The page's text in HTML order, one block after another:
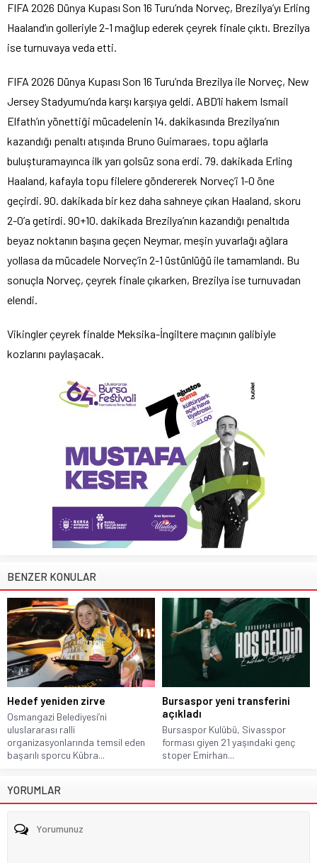
FIFA 2026 Dünya Kupası Son 16 Turu’nda Norveç, Brezilya’yı Erling
Haaland’ın golleriyle 2-1 mağlup ederek çeyrek finale çıktı. Brezilya
ise turnuvaya veda etti.
FIFA 2026 Dünya Kupası Son 16 Turu’nda Brezilya ile Norveç, New
Jersey Stadyumu’nda karşı karşıya geldi. ABD’li hakem Ismail
Elfath’ın yönettiği mücadelenin 14. dakikasında Brezilya’nın
kazandığı penaltı atışında Bruno Guimaraes, topu ağlarla
buluşturamayınca ilk yarı golsüz sona erdi. 79. dakikada Erling
Haaland, kafayla topu filelere göndererek Norveç’i 1-0 öne
geçirdi. 90. dakikada bir kez daha sahneye çıkan Haaland, skoru
2-0’a getirdi. 90+10. dakikada Brezilya’nın kazandığı penaltıda
beyaz noktanın başına geçen Neymar, meşin yuvarlağı ağlara
yollasa da mücadele Norveç’in 2-1 üstünlüğü ile tamamlandı. Bu
sonuçla Norveç, çeyrek finale çıkarken, Brezilya ise turnuvadan
elendi.
Vikingler çeyrek finalde Meksika-İngiltere maçının galibiyle
kozlarını paylaşacak.
BENZER KONULAR
Hedef yeniden zirve
Osmangazi Belediyesi’ni
uluslararası ralli
organizasyonlarında temsil eden
başarılı sporcu Kübra...
Bursaspor yeni transferini
açıkladı
Bursaspor Kulübü, Sivasspor
forması giyen 21 yaşındaki genç
stoper Emirhan...
YORUMLAR